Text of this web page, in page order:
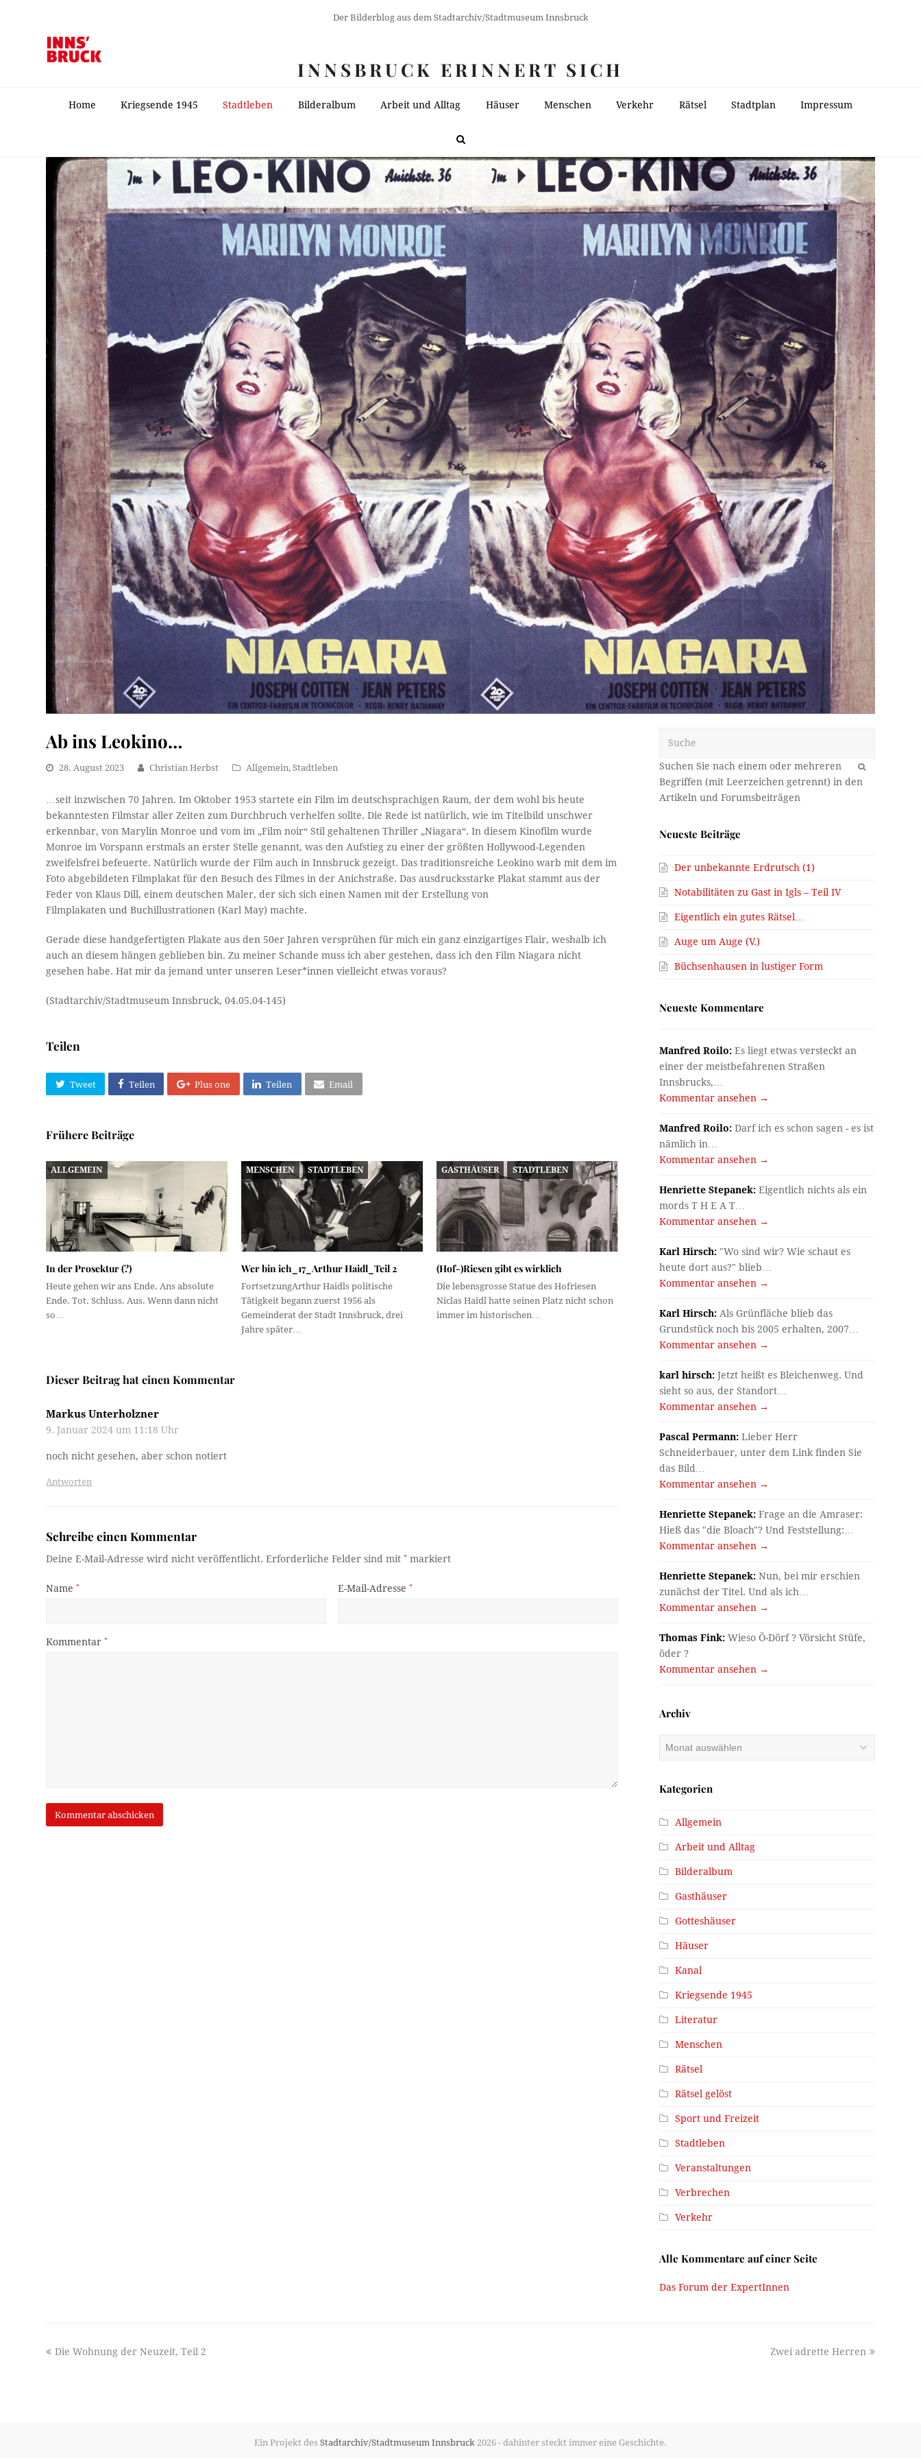
Der Bilderblog aus dem Stadtarchiv/Stadtmuseum Innsbruck
INNSBRUCK ERINNERT SICH
Home Kriegsende 1945 Stadtleben Bilderalbum Arbeit und Alltag Häuser Menschen Verkehr Rätsel Stadtplan Impressum
Ab ins Leokino…
28. August 2023 Christian Herbst Allgemein,Stadtleben
…seit inzwischen 70 Jahren. Im Oktober 1953 startete ein Film im deutschsprachigen Raum, der dem wohl bis heute
bekanntesten Filmstar aller Zeiten zum Durchbruch verhelfen sollte. Die Rede ist natürlich, wie im Titelbild unschwer
erkennbar, von Marylin Monroe und vom im „Film noir“ Stil gehaltenen Thriller „Niagara“. In diesem Kinofilm wurde
Monroe im Vorspann erstmals an erster Stelle genannt, was den Aufstieg zu einer der größten Hollywood-Legenden
zweifelsfrei befeuerte. Natürlich wurde der Film auch in Innsbruck gezeigt. Das traditionsreiche Leokino warb mit dem im
Foto abgebildeten Filmplakat für den Besuch des Filmes in der Anichstraße. Das ausdrucksstarke Plakat stammt aus der
Feder von Klaus Dill, einem deutschen Maler, der sich sich einen Namen mit der Erstellung von
Filmplakaten und Buchillustrationen (Karl May) machte.
Gerade diese handgefertigten Plakate aus den 50er Jahren versprühen für mich ein ganz einzigartiges Flair, weshalb ich
auch an diesem hängen geblieben bin. Zu meiner Schande muss ich aber gestehen, dass ich den Film Niagara nicht
gesehen habe. Hat mir da jemand unter unseren Leser*innen vielleicht etwas voraus?
(Stadtarchiv/Stadtmuseum Innsbruck, 04.05.04-145)
Teilen
Tweet Teilen Plus one Teilen Email
Frühere Beiträge
ALLGEMEIN
In der Prosektur (?)
Heute gehen wir ans Ende. Ans absolute
Ende. Tot. Schluss. Aus. Wenn dann nicht
so…
MENSCHEN STADTLEBEN
Wer bin ich_17_Arthur Haidl_Teil 2
FortsetzungArthur Haidls politische
Tätigkeit begann zuerst 1956 als
Gemeinderat der Stadt Innsbruck, drei
Jahre später…
GASTHÄUSER STADTLEBEN
(Hof-)Riesen gibt es wirklich
Die lebensgrosse Statue des Hofriesen
Niclas Haidl hatte seinen Platz nicht schon
immer im historischen…
Dieser Beitrag hat einen Kommentar
Markus Unterholzner
9. Januar 2024 um 11:18 Uhr
noch nicht gesehen, aber schon notiert
Antworten
Schreibe einen Kommentar
Deine E-Mail-Adresse wird nicht veröffentlicht. Erforderliche Felder sind mit* markiert
Name* E-Mail-Adresse *
Kommentar*
OK
Neueste Beiträge
Der unbekannte Erdrutsch (1)
Notabilitäten zu Gast in Igls – Teil IV
Eigentlich ein gutes Rätsel…
Auge um Auge (V.)
Büchsenhausen in lustiger Form
Neueste Kommentare
Manfred Roilo: Es liegt etwas versteckt an
einer der meistbefahrenen Straßen
Innsbrucks,…
Kommentar ansehen →
Manfred Roilo: Darf ich es schon sagen - es ist
nämlich in…
Kommentar ansehen →
Henriette Stepanek: Eigentlich nichts als ein
mords T H E A T…
Kommentar ansehen →
Karl Hirsch: "Wo sind wir? Wie schaut es
heute dort aus?" blieb…
Kommentar ansehen →
Karl Hirsch: Als Grünfläche blieb das
Grundstück noch bis 2005 erhalten, 2007…
Kommentar ansehen →
karl hirsch: Jetzt heißt es Bleichenweg. Und
sieht so aus, der Standort…
Kommentar ansehen →
Pascal Permann: Lieber Herr
Schneiderbauer, unter dem Link finden Sie
das Bild…
Kommentar ansehen →
Henriette Stepanek: Frage an die Amraser:
Hieß das "die Bloach"? Und Feststellung:…
Kommentar ansehen →
Henriette Stepanek: Nun, bei mir erschien
zunächst der Titel. Und als ich…
Kommentar ansehen →
Thomas Fink: Wieso Ö-Dörf ? Vörsicht Stüfe,
öder ?
Kommentar ansehen →
Archiv
Kategorien
Allgemein
Arbeit und Alltag
Bilderalbum
Gasthäuser
Gotteshäuser
Häuser
Kanal
Kriegsende 1945
Literatur
Menschen
Rätsel
Rätsel gelöst
Sport und Freizeit
Stadtleben
Veranstaltungen
Verbrechen
Verkehr
Alle Kommentare auf einer Seite
Das Forum der ExpertInnen
previous
Die Wohnung der Neuzeit, Teil 2
next
Zwei adrette Herren
Ein Projekt des Stadtarchiv/Stadtmuseum Innsbruck 2026 - dahinter steckt immer eine Geschichte.